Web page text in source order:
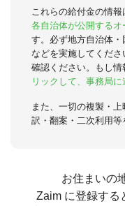
これらの給付金の情
各自治体が公開するオ
す。必ず地方自治体
などを実施してくださ
確認ください。もし情
リックして、事務局に
また、一切の複製・
訳・翻案・二次利用等
お住まいの
Zaim に登録する